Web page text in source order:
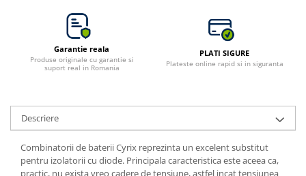
Kituri solare pentru balcon
Frigidere Portabile
Componente Fotovoltaice
Incarcatoare solare
Garantie reala
Produse originale cu garantie si
suport real in Romania
PLATI SIGURE
Plateste online rapid si in siguranta
Descriere
Combinatorii de baterii Cyrix reprezinta un excelent substitut
pentru izolatorii cu diode. Principala caracteristica este aceea ca,
practic, nu exista vreo cadere de tensiune, astfel incat tensiunea